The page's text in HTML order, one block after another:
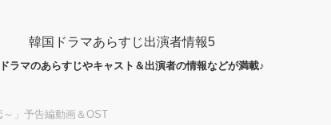
韓国ドラマあらすじ出演者情報5
ラマのあらすじやキャスト＆出演者の情報などが満載♪
」予告編動画＆OST